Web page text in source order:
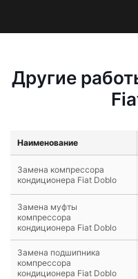
Другие
Наименование
Замена компрессора
кондиционера Fiat Doblo
Замена муфты
компрессора
кондиционера Fiat Doblo
Замена подшипника
компрессора
кондиционера Fiat Doblo